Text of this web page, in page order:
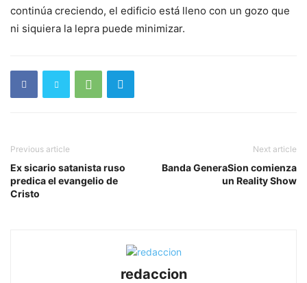
continúa creciendo, el edificio está lleno con un gozo que
ni siquiera la lepra puede minimizar.
Previous article
Ex sicario satanista ruso
predica el evangelio de
Cristo
Next article
Banda GeneraSion comienza
un Reality Show
redaccion